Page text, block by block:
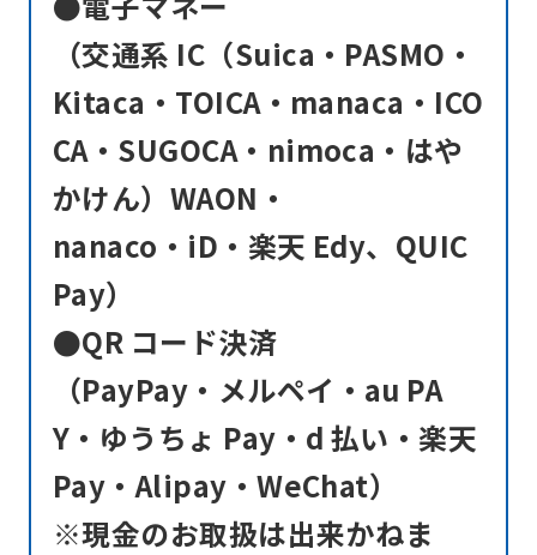
（交通系 IC（Suica・PASMO・
Kitaca・TOICA・manaca・ICO
CA・SUGOCA・nimoca・はや
かけん）WAON・
nanaco・iD・楽天 Edy、QUIC
Pay）
●QR コード決済
（PayPay・メルペイ・au PA
Y・ゆうちょ Pay・d 払い・楽天
Pay・Alipay・WeChat）
※現金のお取扱は出来かねま